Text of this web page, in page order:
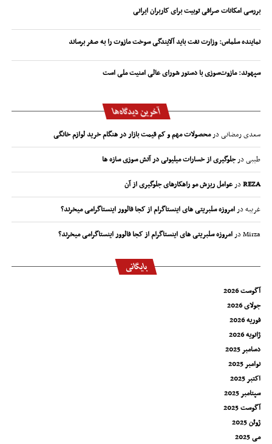
بررسی امکانات صرافی توبیت برای کاربران ایرانی
نماینده سلماس: وزارت نفت باید آلایندگی سوخت مازوت را به صفر برساند
سپهوند:‌ مازوت‌سوزی با دستور شورای عالی امنیت ملی است
آخرین دیدگاه‌ها
سعدی رمضانیدرمحصولات مهم و کم قیمت بازار در هنگام خرید لوازم خانگی
طیبیدرجلوگیری از خسارات میلیونی در آتش سوزی سازه ها
REZAدرعوامل ریزش مو راهکارهای جلوگیری از آن
غریبهدرامروزه سلبریتی های اینستاگرام از کجا فالوور اینستاگرامی میخرند؟
Mirzaدرامروزه سلبریتی های اینستاگرام از کجا فالوور اینستاگرامی میخرند؟
بایگانی
آگوست 2026
جولای 2026
فوریه 2026
ژانویه 2026
دسامبر 2025
نوامبر 2025
اکتبر 2025
سپتامبر 2025
آگوست 2025
ژوئن 2025
می 2025